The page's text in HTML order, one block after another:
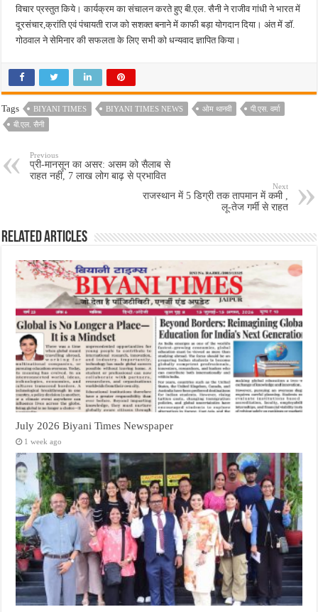
विचार प्रस्तुत किये। कार्यक्रम का संचालन करते हुए बी.एल. सैनी ने राजीव गांधी ने भारत में
दूरसंचार,क्रांति एवं पंचायती राज को सशक्त बनाने में काफी बड़ा योगदान दिया। अंत में डॉ.
गोठवाल ने सेमिनार की सफलता के लिए सभी को धन्यवाद ज्ञापित किया।
Tags BIYANI TIMES BIYANI TIMES NEWS ओम थानवी
पी.एस. वर्मा
बी.एल. सैनी
Previous
प्री-मानसून का असर: असम को सैलाब से
राहत नहीं, 7 लाख लोग बाढ़ से प्रभावित
Next
राजस्थान में 5 डिग्री तक तापमान में कमी ,
लू-तेज गर्मी से राहत
Related Articles
July 2026 Biyani Times Newspaper
1 week ago